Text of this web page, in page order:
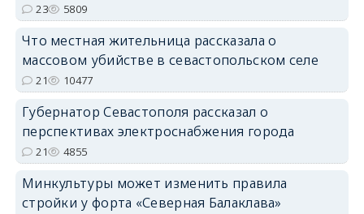
23 5809
Что местная жительница рассказала о
массовом убийстве в севастопольском селе
21 10477
Губернатор Севастополя рассказал о
перспективах электроснабжения города
21 4855
Минкультуры может изменить правила
стройки у форта «Северная Балаклава»